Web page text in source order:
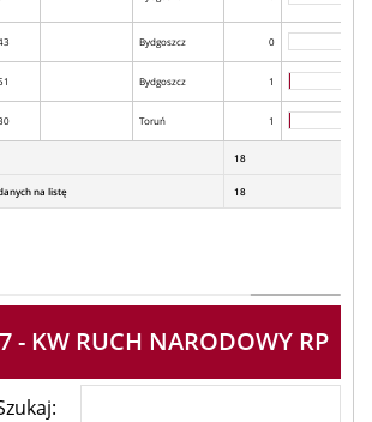
Bydgoszcz 0
Bydgoszcz 1
Toruń 1
18
na listę 18
- KW RUCH NARODOWY RP